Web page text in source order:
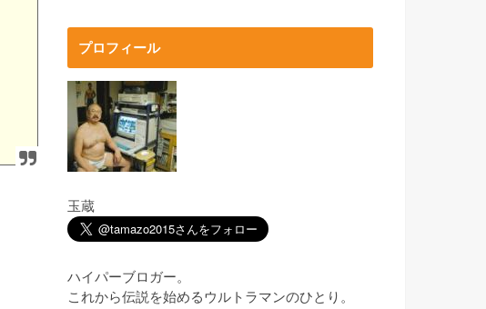
プロフィール
玉蔵
ハイパーブロガー。
これから伝説を始めるウルトラマンのひとり。